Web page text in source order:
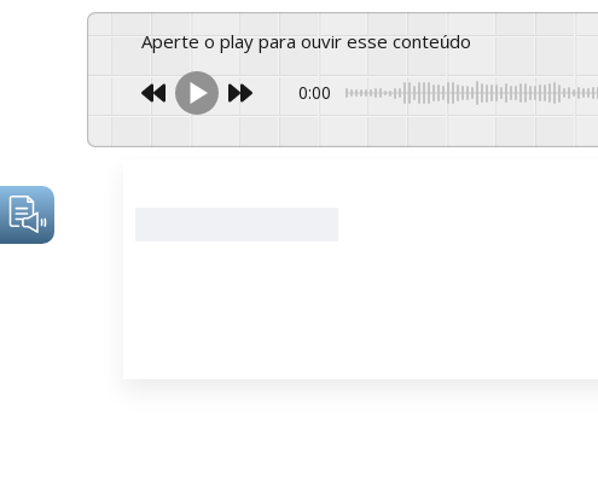
Aperte o play para ouvir esse conteúdo
0:00